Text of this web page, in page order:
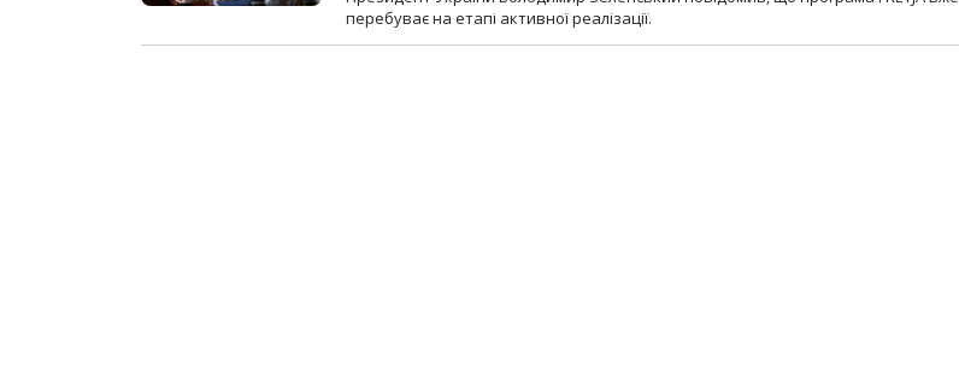
перебуває на етапі активної реалізації.